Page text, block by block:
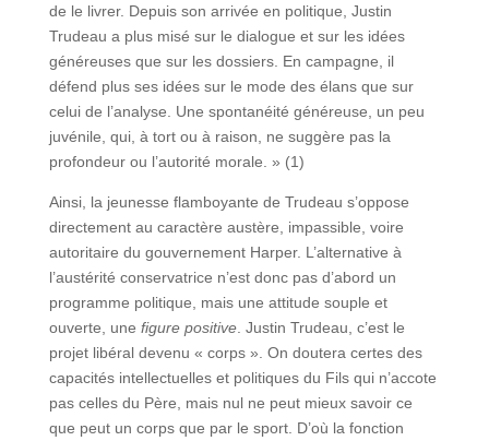
de le livrer. Depuis son arrivée en politique, Justin
Trudeau a plus misé sur le dialogue et sur les idées
généreuses que sur les dossiers. En campagne, il
défend plus ses idées sur le mode des élans que sur
celui de l’analyse. Une spontanéité généreuse, un peu
juvénile, qui, à tort ou à raison, ne suggère pas la
profondeur ou l’autorité morale. » (1)
Ainsi, la jeunesse flamboyante de Trudeau s’oppose
directement au caractère austère, impassible, voire
autoritaire du gouvernement Harper. L’alternative à
l’austérité conservatrice n’est donc pas d’abord un
programme politique, mais une attitude souple et
ouverte, une figure positive. Justin Trudeau, c’est le
projet libéral devenu « corps ». On doutera certes des
capacités intellectuelles et politiques du Fils qui n’accote
pas celles du Père, mais nul ne peut mieux savoir ce
que peut un corps que par le sport. D’où la fonction